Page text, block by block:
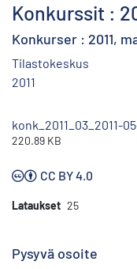
Konkurssit :
Konkurser : 2011,
Tilastokeskus
2011
konk_2011_03_2011-
220.89 KB
CC BY 4.0
Lataukset 25
Pysyvä osoite